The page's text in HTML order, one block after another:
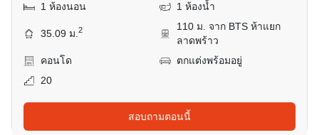
1 ห้องนอน 1 ห้องน้ำ
35.09 ม.2
110 ม. จาก BTS ห้าแยก
ลาดพร้าว
คอนโด
ตกแต่งพร้อมอยู่
20
สอบถามตอนนี้